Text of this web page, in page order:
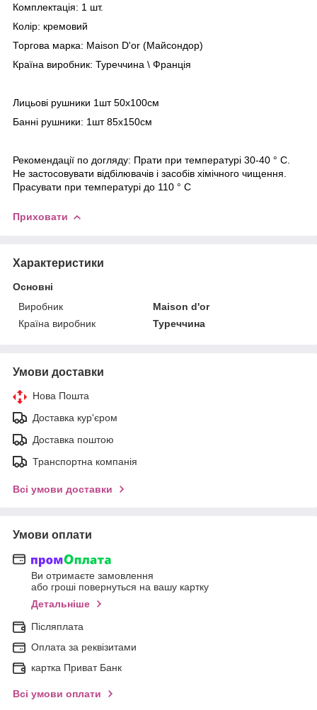
Комплектація: 1 шт.
Колір: кремовий
Торгова марка: Maison D'or (Майсондор)
Країна виробник: Туреччина \ Франція
Лицьові рушники 1шт 50х100см
Банні рушники: 1шт 85х150см
Рекомендації по догляду: Прати при температурі 30-40 ° С.
Не застосовувати відбілювачів і засобів хімічного чищення.
Прасувати при температурі до 110 ° С
Приховати
Характеристики
Основні
Виробник
Maison d'or
Країна виробник
Туреччина
Умови доставки
Нова Пошта
Доставка кур'єром
Доставка поштою
Транспортна компанія
Всі умови доставки
Умови оплати
Ви отримаєте замовлення
або гроші повернуться на вашу картку
Детальніше
Післяплата
Оплата за реквізитами
картка Приват Банк
Всі умови оплати